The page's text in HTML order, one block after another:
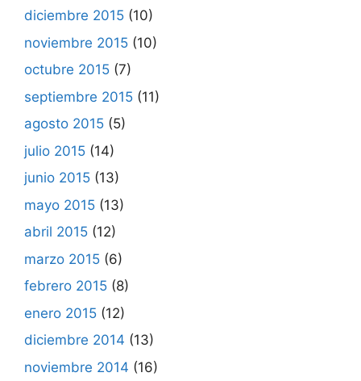
diciembre 2015 (10)
noviembre 2015 (10)
octubre 2015 (7)
septiembre 2015 (11)
agosto 2015 (5)
julio 2015 (14)
junio 2015 (13)
mayo 2015 (13)
abril 2015 (12)
marzo 2015 (6)
febrero 2015 (8)
enero 2015 (12)
diciembre 2014 (13)
noviembre 2014 (16)